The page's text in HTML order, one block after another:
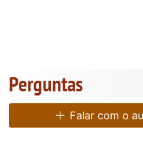
Perguntas
Falar com o